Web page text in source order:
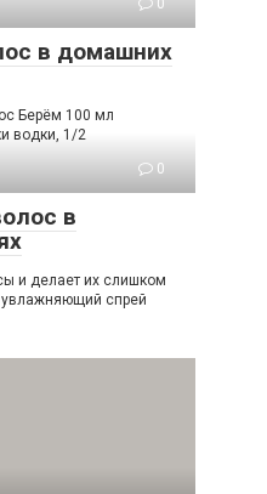
0
в домашних
Берём 100 мл
водки, 1/2
0
в
и делает их слишком
увлажняющий спрей